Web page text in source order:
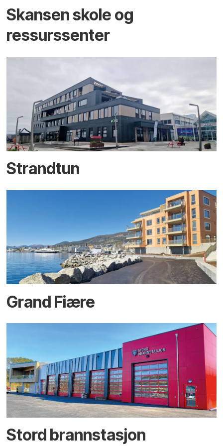
Skansen skole og
ressurssenter
Strandtun
Grand Fiære
Stord brannstasjon